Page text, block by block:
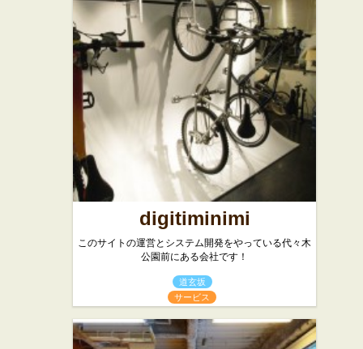
カフェ・喫茶店
Tokyo ★★★
フレンチ
digitiminimi
このサイトの運営とシステム開発をやっている代々木
公園前にある会社です！
道玄坂
サービス